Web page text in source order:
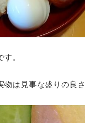
。
は見事な盛りの良さ